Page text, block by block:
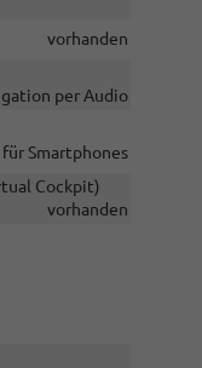
vorhanden
per Audio
Smartphones
Cockpit)
vorhanden